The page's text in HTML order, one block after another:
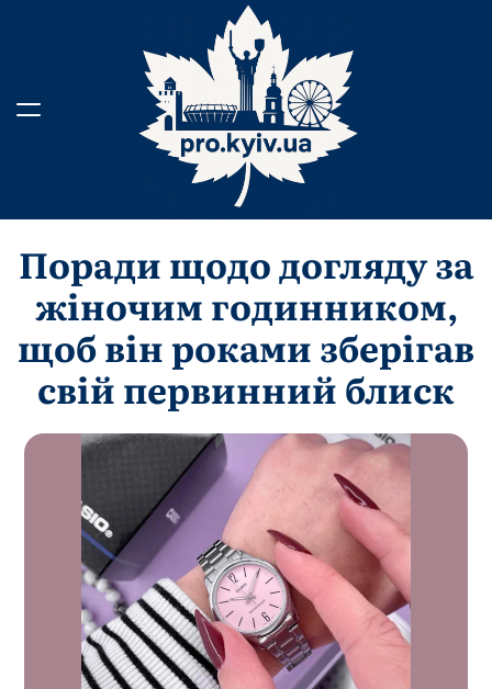
Поради щодо догляду за
жіночим годинником,
щоб він роками зберігав
свій первинний блиск